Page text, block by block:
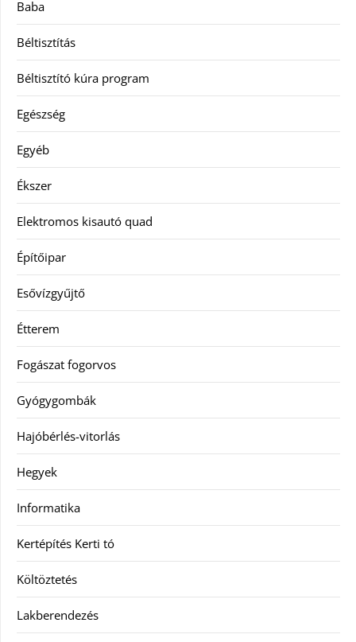
Baba
Béltisztítás
Béltisztító kúra program
Egészség
Egyéb
Ékszer
Elektromos kisautó quad
Építőipar
Esővízgyűjtő
Étterem
Fogászat fogorvos
Gyógygombák
Hajóbérlés-vitorlás
Hegyek
Informatika
Kertépítés Kerti tó
Költöztetés
Lakberendezés